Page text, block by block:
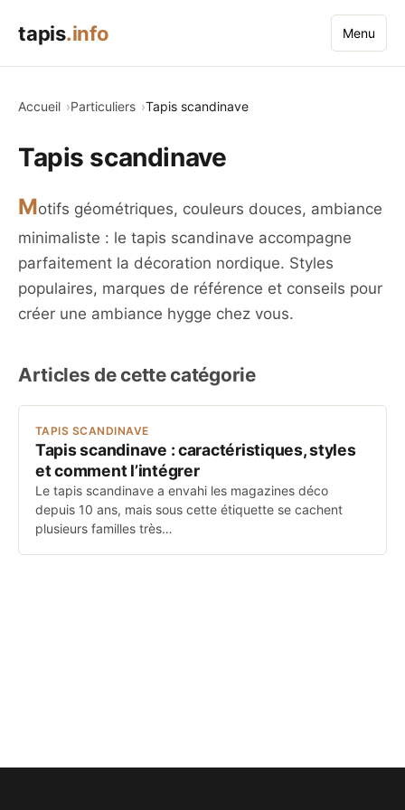
tapis.info Menu
Accueil Particuliers Tapis scandinave
Tapis scandinave
Motifs géométriques, couleurs douces, ambiance
minimaliste : le tapis scandinave accompagne
parfaitement la décoration nordique. Styles
populaires, marques de référence et conseils pour
créer une ambiance hygge chez vous.
Articles de cette catégorie
TAPIS SCANDINAVE
Tapis scandinave : caractéristiques, styles
et comment l’intégrer
Le tapis scandinave a envahi les magazines déco
depuis 10 ans, mais sous cette étiquette se cachent
plusieurs familles très…